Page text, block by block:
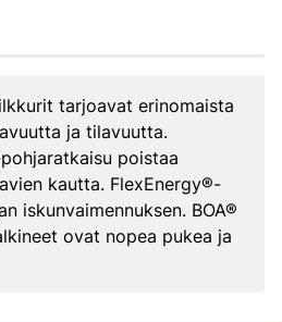
tarjoavat erinomaista
ja tilavuutta.
poistaa
kautta. FlexEnergy®-
iskunvaimennuksen. BOA®
ovat nopea pukea ja